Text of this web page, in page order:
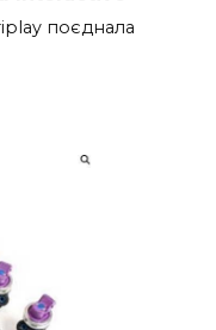
поєднала